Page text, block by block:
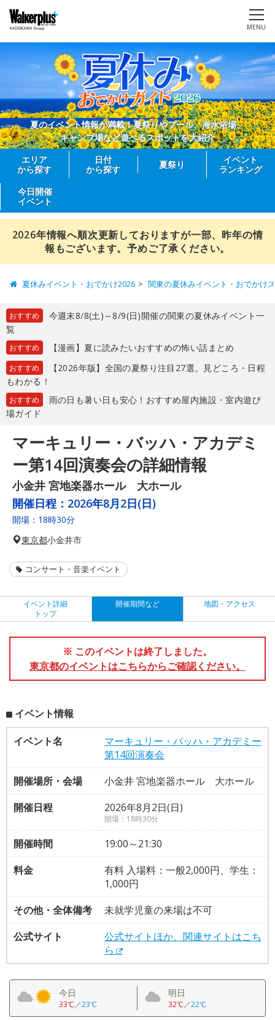
MENU
夏のイベント情報が満載！夏祭りやプール、海水浴場、
キャンプ場など遊べるスポットを大紹介
エリア
から探す
日付
から探す
夏祭り
イベント
ランキング
今日開催
イベント
2026年情報へ順次更新しておりますが一部、昨年の情
報もございます。予めご了承ください。
夏休みイベント・おでかけ2026 関東の夏休みイベント・おでかけ
おすすめ
今週末8/8(土)～8/9(日)開催の関東の夏休みイベント一
覧
おすすめ 【漫画】夏に読みたいおすすめの怖い話まとめ
おすすめ
【2026年版】全国の夏祭り注目27選。見どころ・日程
もわかる！
おすすめ
雨の日も暑い日も安心！おすすめ屋内施設・室内遊び
場ガイド
マーキュリー・バッハ・アカデミ
ー第14回演奏会の詳細情報
小金井 宮地楽器ホール 大ホール
開催日程： 2026年8月2日(日)
開場：18時30分
東京都小金井市
コンサート・音楽イベント
イベント詳細
トップ
開催期間など 地図・アクセス
※ このイベントは終了しました。
東京都のイベントはこちらからご確認ください。
イベント情報
イベント名
マーキュリー・バッハ・アカデミー
第14回演奏会
開催場所・会場
小金井 宮地楽器ホール 大ホール
開催日程
2026年8月2日(日)
開場：18時30分
開催時間
19:00～21:30
料金
有料 入場料：一般2,000円、学生：
1,000円
その他・全体備考
未就学児童の来場は不可
公式サイト
公式サイトほか、関連サイトはこち
ら
今日
33℃／23℃
明日
32℃／22℃